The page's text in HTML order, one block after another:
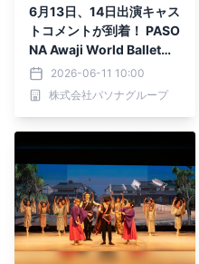
6月13日、14日出演キャス
トコメントが到着！ PASO
NA Awaji World Ballet
『Pirates 〜海賊と浦島太
郎 竜宮城への航海〜』 兵
庫県・淡路島 旧アソンブ
2026-06-11 10:00
株式会社パソナグループ